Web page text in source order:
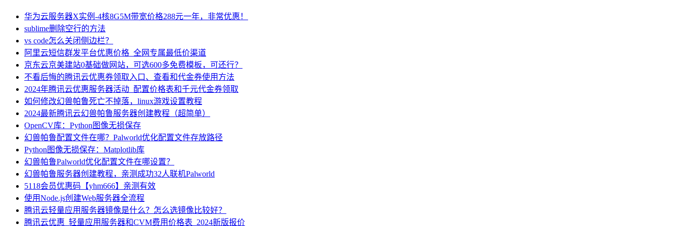
华为云服务器X实例-4核8G5M带宽价格288元一年，非常优惠！
sublime删除空行的方法
vs code怎么关闭侧边栏？
阿里云短信群发平台优惠价格_全网专属最低价渠道
京东云京美建站0基础做网站，可选600多免费模板，可还行？
不看后悔的腾讯云优惠券领取入口、查看和代金券使用方法
2024年腾讯云优惠服务器活动_配置价格表和千元代金券领取
如何修改幻兽帕鲁死亡不掉落，linux游戏设置教程
2024最新腾讯云幻兽帕鲁服务器创建教程（超简单）
OpenCV库：Python图像无损保存
幻兽帕鲁配置文件在哪？Palworld优化配置文件存放路径
Python图像无损保存：Matplotlib库
幻兽帕鲁Palworld优化配置文件在哪设置？
幻兽帕鲁服务器创建教程，亲测成功32人联机Palworld
5118会员优惠码【yhm666】亲测有效
使用Node.js创建Web服务器全流程
腾讯云轻量应用服务器镜像是什么？怎么选镜像比较好？
腾讯云优惠_轻量应用服务器和CVM费用价格表_2024新版报价